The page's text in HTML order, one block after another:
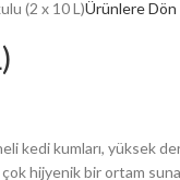
(2 x 10 L)Ürünlere Dön
kumları, yüksek
çok hijyenik bir ortam